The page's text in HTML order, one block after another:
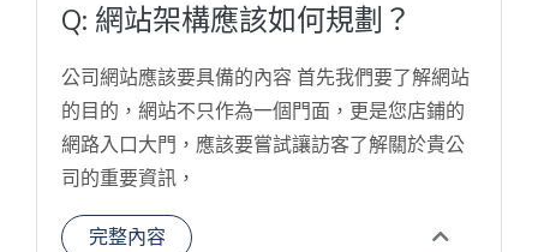
Q: 網站架構應該如何規劃？
公司網站應該要具備的內容 首先我們要了解網站
的目的，網站不只作為一個門面，更是您店鋪的
網路入口大門，應該要嘗試讓訪客了解關於貴公
司的重要資訊，
完整內容